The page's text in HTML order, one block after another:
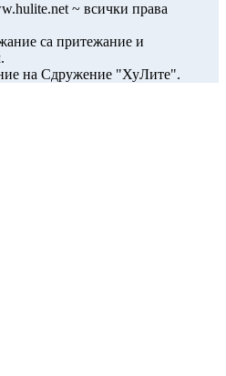
~ всички права
са притежание и
на Сдружение "ХуЛите".